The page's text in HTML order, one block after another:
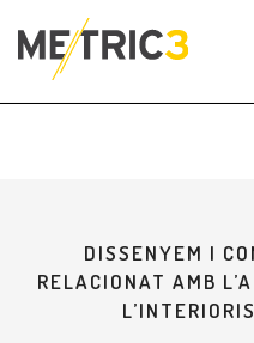
DISSENYEM I
RELACIONAT AMB